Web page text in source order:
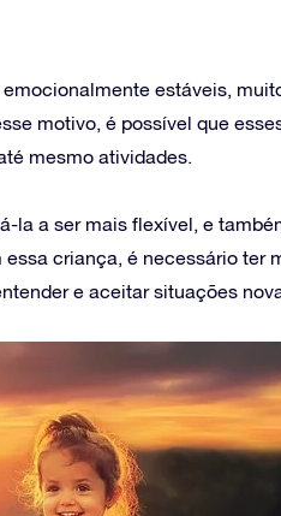
estáveis,
motivo, é possível que
mesmo atividades.
la a ser mais flexível, e
criança, é necessário ter
e aceitar situações